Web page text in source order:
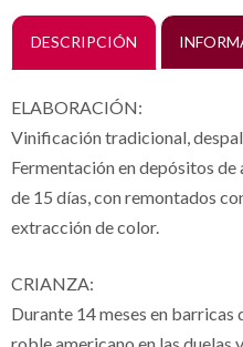
DESCRIPCIÓN
ELABORACIÓN:
Vinificación tradicional,
Fermentación en depósitos
de 15 días, con remontados
extracción de color.
CRIANZA:
Durante 14 meses en